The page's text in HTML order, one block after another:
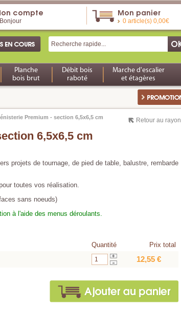
compte
Bonjour
Mon panier
0 article(s) 0,00€
Planche
bois brut
Débit bois
raboté
Marche d'escalier
et étagères
Retour au rayon
Premium - section 6,5x6,5 cm
6,5x6,5 cm
projets de tournage, de pied de table, balustre, rembarde
toutes vos réalisation.
sans noeuds)
à l'aide des menus déroulants.
Quantité Prix total
12,55 €